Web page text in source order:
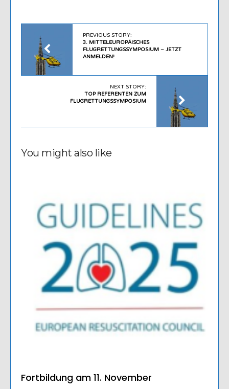
PREVIOUS STORY:
3. MITTELEUROPÄISCHES
FLUGRETTUNGSSYMPOSIUM – JETZT
ANMELDEN!
NEXT STORY:
TOP REFERENTEN ZUM
FLUGRETTUNGSSYMPOSIUM
You might also like
Fortbildung am 11. November